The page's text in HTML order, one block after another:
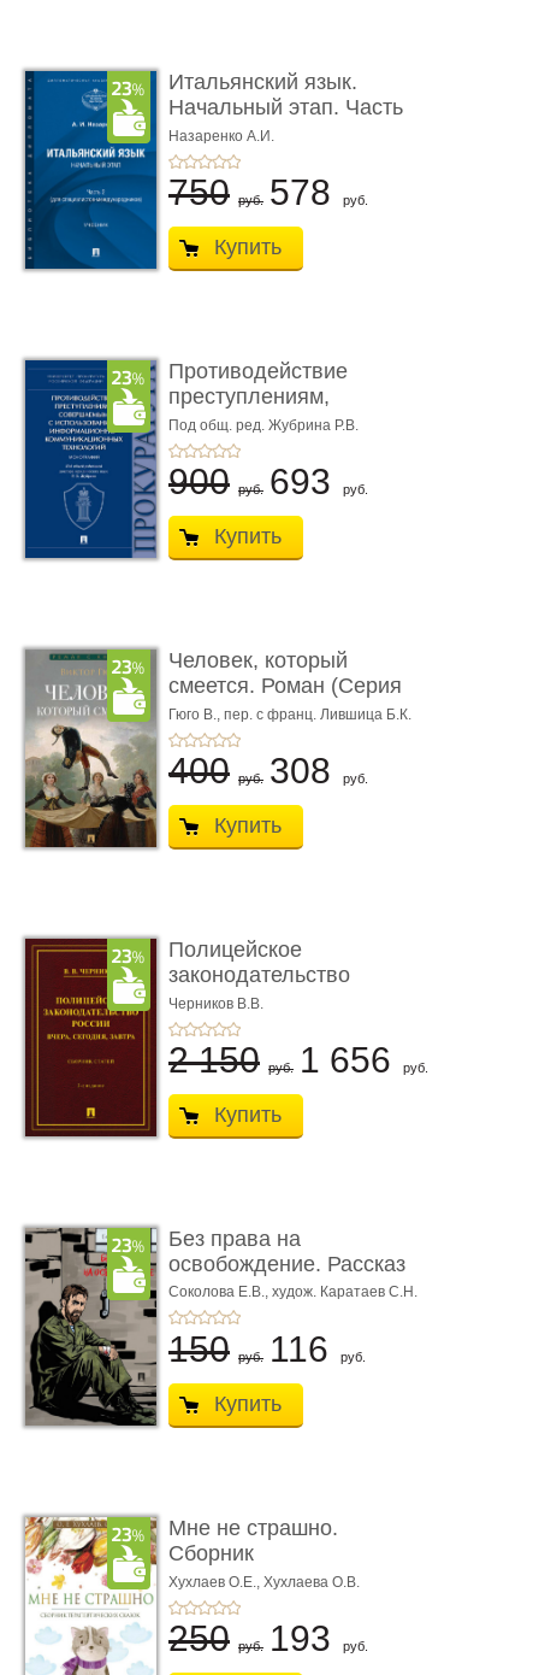
Итальянский язык.
Начальный этап. Часть
2. Учеб� ...
Назаренко А.И.
750 руб. 578 руб.
Купить
Противодействие
преступлениям,
совершаемым с ...
Под общ. ред. Жубрина Р.В.
900 руб. 693 руб.
Купить
Человек, который
смеется. Роман (Серия
«Роман с ...
Гюго В., пер. с франц. Лившица Б.К.
400 руб. 308 руб.
Купить
Полицейское
законодательство
России: вчера, с� ...
Черников В.В.
2 150 руб. 1 656 руб.
Купить
Без права на
освобождение. Рассказ
Соколова Е.В., худож. Каратаев С.Н.
150 руб. 116 руб.
Купить
Мне не страшно.
Сборник
терапевтических
сказо� ...
Хухлаев О.Е., Хухлаева О.В.
250 руб. 193 руб.